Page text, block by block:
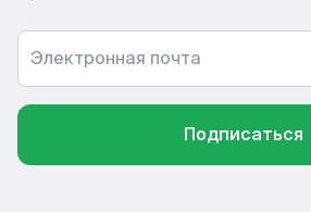
Электронная почта
Подписаться